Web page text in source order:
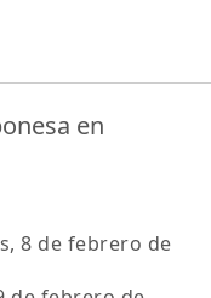
en
8 de febrero de